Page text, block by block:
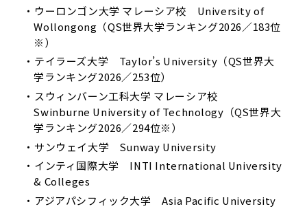
ウーロンゴン大学 マレーシア校 University of
Wollongong（QS世界大学ランキング2026／183位
※）
テイラーズ大学 Taylor’s University（QS世界大
学ランキング2026／253位）
スウィンバーン工科大学 マレーシア校
Swinburne University of Technology（QS世界大
学ランキング2026／294位※）
サンウェイ大学 Sunway University
インティ国際大学 INTI International University
& Colleges
アジアパシフィック大学 Asia Pacific University